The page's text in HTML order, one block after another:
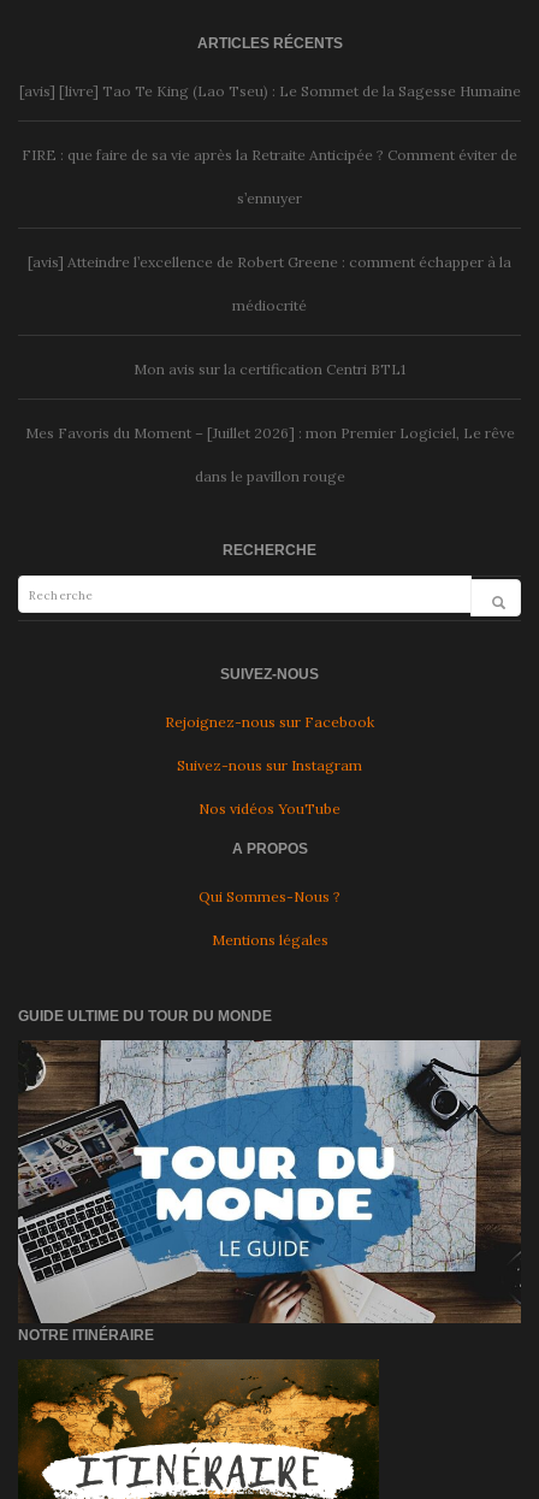
ARTICLES RÉCENTS
[avis] [livre] Tao Te King (Lao Tseu) : Le Sommet de la Sagesse Humaine
FIRE : que faire de sa vie après la Retraite Anticipée ? Comment éviter de
s’ennuyer
[avis] Atteindre l’excellence de Robert Greene : comment échapper à la
médiocrité
Mon avis sur la certification Centri BTL1
Mes Favoris du Moment – [Juillet 2026] : mon Premier Logiciel, Le rêve
dans le pavillon rouge
RECHERCHE
SUIVEZ-NOUS
Rejoignez-nous sur Facebook
Suivez-nous sur Instagram
Nos vidéos YouTube
A PROPOS
Qui Sommes-Nous ?
Mentions légales
GUIDE ULTIME DU TOUR DU MONDE
NOTRE ITINÉRAIRE